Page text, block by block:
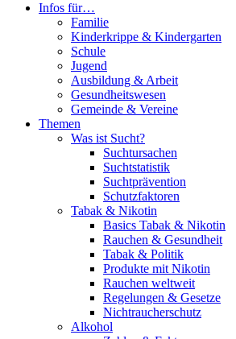
Infos für…
Familie
Kinderkrippe & Kindergarten
Schule
Jugend
Ausbildung & Arbeit
Gesundheitswesen
Gemeinde & Vereine
Themen
Was ist Sucht?
Suchtursachen
Suchtstatistik
Suchtprävention
Schutzfaktoren
Tabak & Nikotin
Basics Tabak & Nikotin
Rauchen & Gesundheit
Tabak & Politik
Produkte mit Nikotin
Rauchen weltweit
Regelungen & Gesetze
Nichtraucherschutz
Alkohol